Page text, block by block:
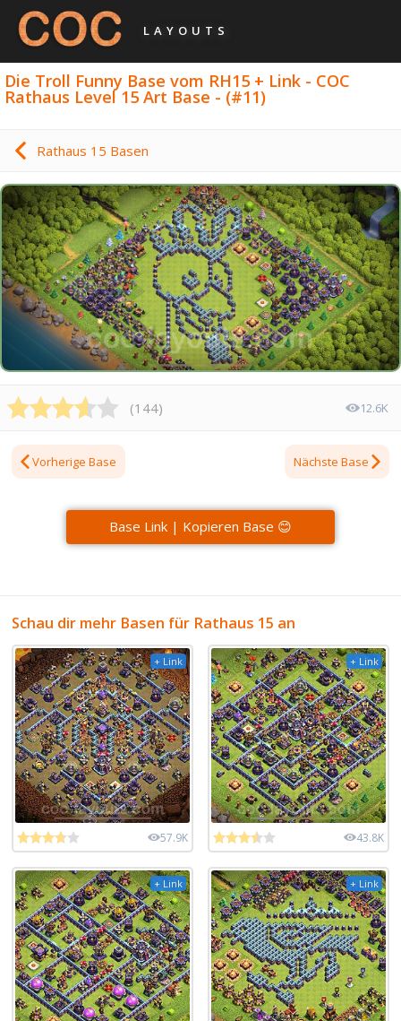
LAYOUTS
Die Troll Funny Base vom RH15 + Link - COC
Rathaus Level 15 Art Base - (#11)
Rathaus 15 Basen
(144) 12.6K
Vorherige Base Nächste Base
Base Link | Kopieren Base 😊
Schau dir mehr Basen für Rathaus 15 an
+ Link
57.9K
+ Link
43.8K
+ Link + Link